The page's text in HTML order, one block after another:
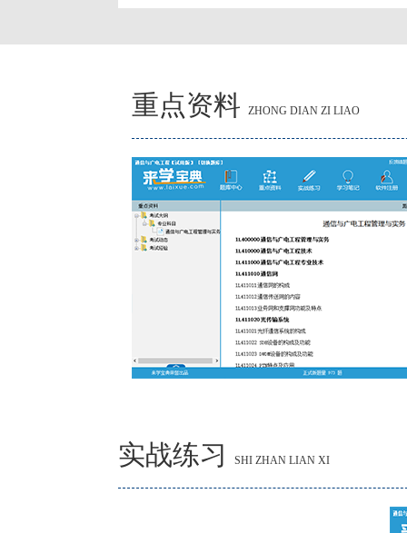
重点资料 ZHONG DIAN ZI LIAO
实战练习 SHI ZHAN LIAN XI